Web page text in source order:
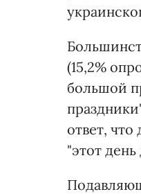
(15,2%
большой
ответ,
"этот